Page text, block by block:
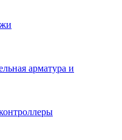
арматура и